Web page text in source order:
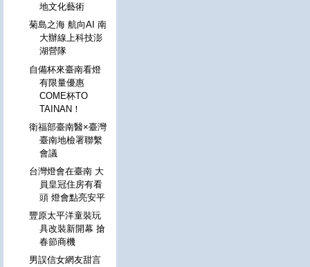
地文化藝術
菊島之海 航向AI 南
大辦線上科技澎
湖營隊
自備杯來臺南看燈
有限量優惠
COME杯TO
TAINAN！
衛福部臺南醫×臺灣
臺南地檢署聯繫
會議
台灣燈會在臺南 大
員皇冠住房有看
頭 燈會點亮安平
豐原太平洋童裝玩
具改裝新開幕 搶
春節商機
男誤信女網友甜言